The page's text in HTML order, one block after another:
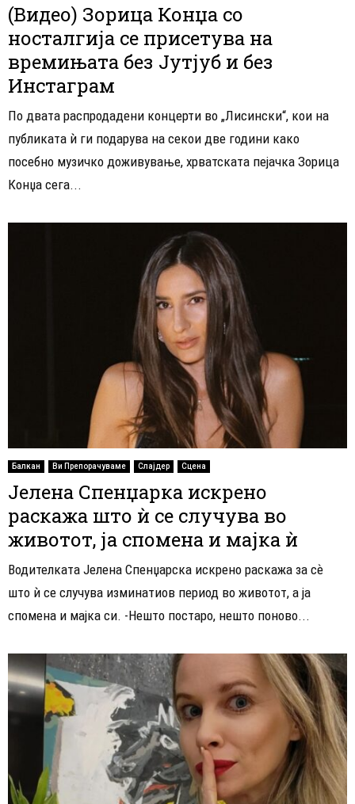
(Видео) Зорица Конџа со
носталгија се присетува на
времињата без Јутјуб и без
Инстаграм
По двата распродадени концерти во „Лисински“, кои на
публиката ѝ ги подарува на секои две години како
посебно музичко доживување, хрватската пејачка Зорица
Конџа сега...
Балкан Ви Препорачуваме Слајдер Сцена
Јелена Спенџарка искрено
раскажа што ѝ се случува во
животот, ја спомена и мајка ѝ
Водителката Јелена Спенџарска искрено раскажа за сѐ
што ѝ се случува изминатиов период во животот, а ја
спомена и мајка си. -Нешто постаро, нешто поново...